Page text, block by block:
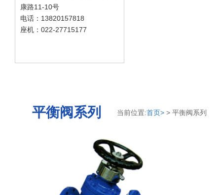
康路11-10号
电话：13820157818
座机：022-27715177
平衡阀系列 当前位置:首页> > 平衡阀系列